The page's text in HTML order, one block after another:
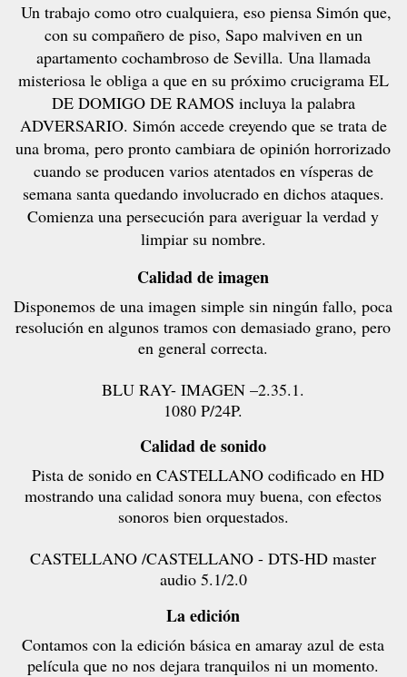
Un trabajo como otro cualquiera, eso piensa Simón que,
con su compañero de piso, Sapo malviven en un
apartamento cochambroso de Sevilla. Una llamada
misteriosa le obliga a que en su próximo crucigrama EL
DE DOMIGO DE RAMOS incluya la palabra
ADVERSARIO. Simón accede creyendo que se trata de
una broma, pero pronto cambiara de opinión horrorizado
cuando se producen varios atentados en vísperas de
semana santa quedando involucrado en dichos ataques.
Comienza una persecución para averiguar la verdad y
limpiar su nombre.
Calidad de imagen
Disponemos de una imagen simple sin ningún fallo, poca
resolución en algunos tramos con demasiado grano, pero
en general correcta.
BLU RAY- IMAGEN –2.35.1.
1080 P/24P.
Calidad de sonido
Pista de sonido en CASTELLANO codificado en HD
mostrando una calidad sonora muy buena, con efectos
sonoros bien orquestados.
CASTELLANO /CASTELLANO - DTS-HD master
audio 5.1/2.0
La edición
Contamos con la edición básica en amaray azul de esta
película que no nos dejara tranquilos ni un momento.